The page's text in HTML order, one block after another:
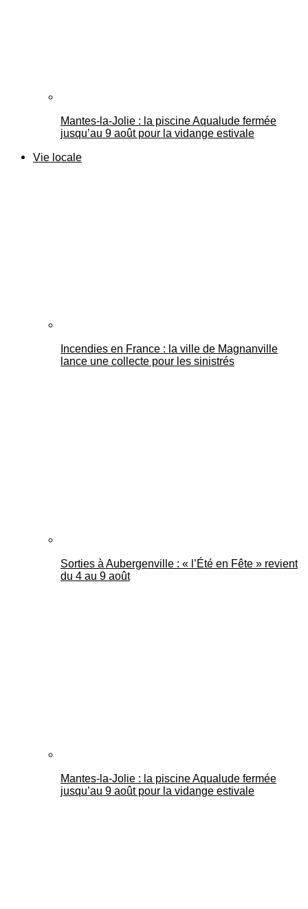
Mantes-la-Jolie : la piscine Aqualude fermée
jusqu’au 9 août pour la vidange estivale
Vie locale
Incendies en France : la ville de Magnanville
lance une collecte pour les sinistrés
Sorties à Aubergenville : « l’Été en Fête » revient
du 4 au 9 août
Mantes-la-Jolie : la piscine Aqualude fermée
jusqu’au 9 août pour la vidange estivale